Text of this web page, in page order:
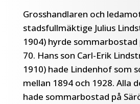
Grosshandlaren och
stadsfullmäktige Julius
1904) hyrde sommarbostad
70. Hans son Carl-Erik
1910) hade Lindenhof som
mellan 1894 och 1928. Alla
hade sommarbostad på